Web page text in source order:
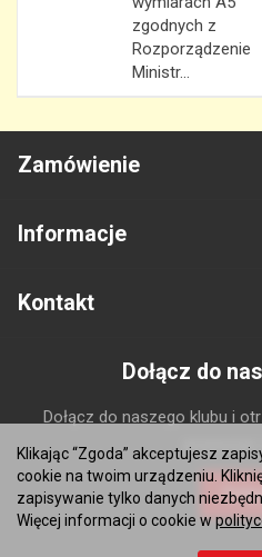
zgodnych z
Rozporządzenie
Ministr...
Zamówienie
Informacje
Kontakt
Dołącz do
Dołącz do naszego klubu i
promocje i
Klikając “Zgoda” akceptujesz
cookie na twoim urządzeniu.
zapisywanie tylko danych
Więcej informacji o cookie w